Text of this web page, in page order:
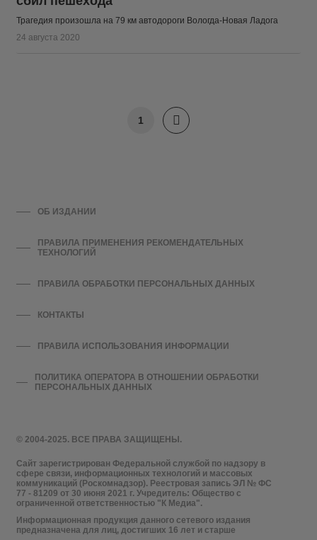
Трагедия произошла на 79 км автодороги Вологда-Новая Ладога
24 августа 2020
1
© 2004-2025. ВСЕ ПРАВА ЗАЩИЩЕНЫ.
Сайт зарегистрирован Федеральной службой по надзору в
сфере связи, информационных технологий и массовых
коммуникаций (Роскомнадзор). Реестровая запись ЭЛ № ФС
77 - 81209 от 30 июня 2021 г. Учредитель: Общество с
ограниченной ответственностью "К Медиа".
Информационная продукция данного сетевого издания
предназначена для лиц, достигших 16 лет и старше
ОБ ИЗДАНИИ
ПРАВИЛА ПРИМЕНЕНИЯ РЕКОМЕНДАТЕЛЬНЫХ
ТЕХНОЛОГИЙ
ПРАВИЛА ОБРАБОТКИ ПЕРСОНАЛЬНЫХ ДАННЫХ
КОНТАКТЫ
ПРАВИЛА ИСПОЛЬЗОВАНИЯ ИНФОРМАЦИИ
ПОЛИТИКА ОПЕРАТОРА В ОТНОШЕНИИ ОБРАБОТКИ
ПЕРСОНАЛЬНЫХ ДАННЫХ